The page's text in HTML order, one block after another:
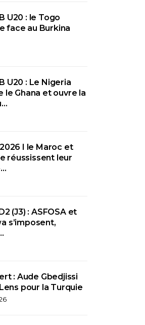
U20 : le Togo
face au Burkina
U20 : Le Nigeria
le Ghana et ouvre la
I le Maroc et
réussissent leur
(J3) : ASFOSA et
s’imposent,
: Aude Gbedjissi
pour la Turquie